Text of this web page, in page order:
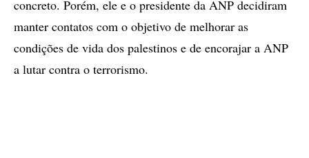
concreto. Porém, ele e o presidente da ANP decidiram
manter contatos com o objetivo de melhorar as
condições de vida dos palestinos e de encorajar a ANP
a lutar contra o terrorismo.